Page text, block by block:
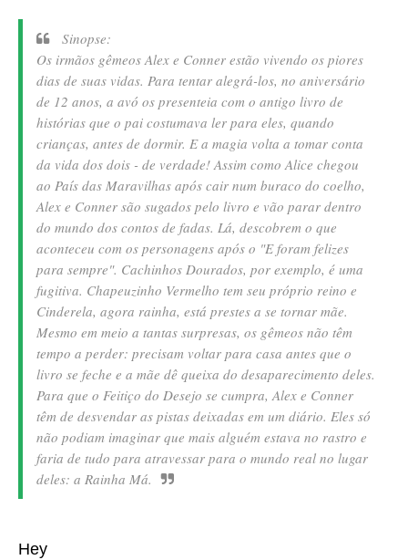
Sinopse:
Os irmãos gêmeos Alex e Conner estão vivendo os piores
dias de suas vidas. Para tentar alegrá-los, no aniversário
de 12 anos, a avó os presenteia com o antigo livro de
histórias que o pai costumava ler para eles, quando
crianças, antes de dormir. E a magia volta a tomar conta
da vida dos dois - de verdade! Assim como Alice chegou
ao País das Maravilhas após cair num buraco do coelho,
Alex e Conner são sugados pelo livro e vão parar dentro
do mundo dos contos de fadas. Lá, descobrem o que
aconteceu com os personagens após o "E foram felizes
para sempre". Cachinhos Dourados, por exemplo, é uma
fugitiva. Chapeuzinho Vermelho tem seu próprio reino e
Cinderela, agora rainha, está prestes a se tornar mãe.
Mesmo em meio a tantas surpresas, os gêmeos não têm
tempo a perder: precisam voltar para casa antes que o
livro se feche e a mãe dê queixa do desaparecimento deles.
Para que o Feitiço do Desejo se cumpra, Alex e Conner
têm de desvendar as pistas deixadas em um diário. Eles só
não podiam imaginar que mais alguém estava no rastro e
faria de tudo para atravessar para o mundo real no lugar
deles: a Rainha Má.
Hey